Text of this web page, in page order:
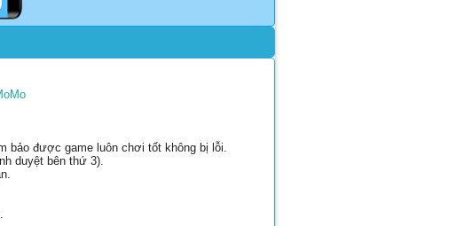
bảo được game luôn chơi tốt không bị lỗi.
duyệt bên thứ 3).